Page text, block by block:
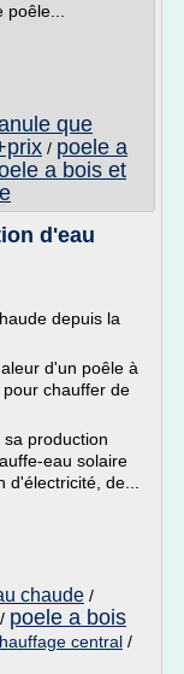
que
/ poele a
a bois et
d'eau
depuis la
d'un poêle à
chauffer de
production
eau solaire
de...
chaude /
/ poele a bois
central /